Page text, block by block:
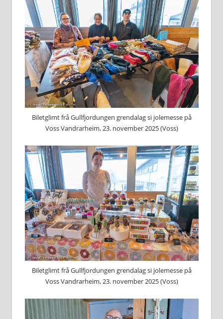
Biletglimt frå Gullfjordungen grendalag si jolemesse på
Voss Vandrarheim, 23. november 2025 (Voss)
Biletglimt frå Gullfjordungen grendalag si jolemesse på
Voss Vandrarheim, 23. november 2025 (Voss)